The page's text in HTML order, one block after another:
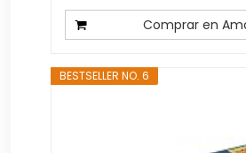
Comprar en
BESTSELLER NO. 6